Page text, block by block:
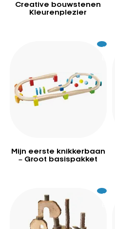
Creative bouwstenen
Kleurenplezier
Mijn eerste knikkerbaan
– Groot basispakket
149
Excl.
109
Excl.